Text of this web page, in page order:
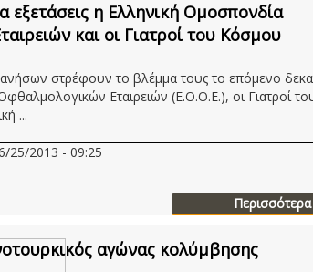
εξετάσεις η Ελληνική Ομοσπονδία
και οι Γιατροί του Κόσμου
στρέφουν το βλέμμα τους το επόμενο
Εταιρειών (Ε.Ο.Ο.Ε.), οι Γιατροί
...
25/2013 - 09:25
Περισσότερα
αγώνας κολύμβησης